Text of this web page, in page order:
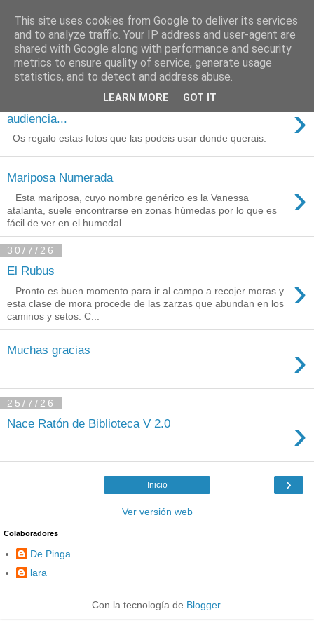
Está de pinga
3/8/26
Agradecimientos a Ares por su
audiencia...
›
Os regalo estas fotos que las podeis usar donde querais:
Mariposa Numerada ›
Esta mariposa, cuyo nombre genérico es la Vanessa
atalanta, suele encontrarse en zonas húmedas por lo que es
fácil de ver en el humedal ...
30/7/26
El Rubus ›
Pronto es buen momento para ir al campo a recojer moras y
esta clase de mora procede de las zarzas que abundan en los
caminos y setos. C...
Muchas gracias ›
25/7/26
Nace Ratón de Biblioteca V 2.0 ›
›
Inicio
Ver versión web
Colaboradores
De Pinga
lara
Con la tecnología de Blogger.
This site uses cookies from Google to deliver its services
and to analyze traffic. Your IP address and user-agent are
shared with Google along with performance and security
metrics to ensure quality of service, generate usage
statistics, and to detect and address abuse.
LEARN MORE GOT IT